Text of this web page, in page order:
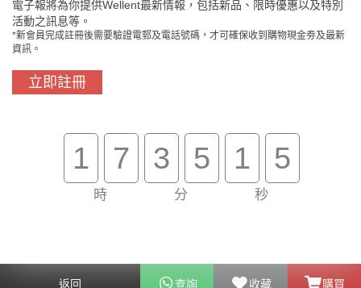
返回 查詢 收藏 購買
買滿$800免費送貨 在線客服支援
客戶服務
電子報將為你提供Wellent最新情報，包括新品、限時優惠以及特別
活動之訊息等。
*新會員完成註冊後需要驗證電郵及電話號碼，才可確保收到購物現金劵及最新
資訊。
立即註冊
1 7
時
3 5
分
1 5
秒